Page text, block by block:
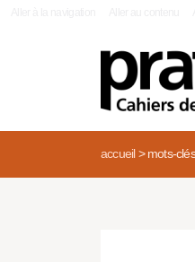
accueil> mots-clés